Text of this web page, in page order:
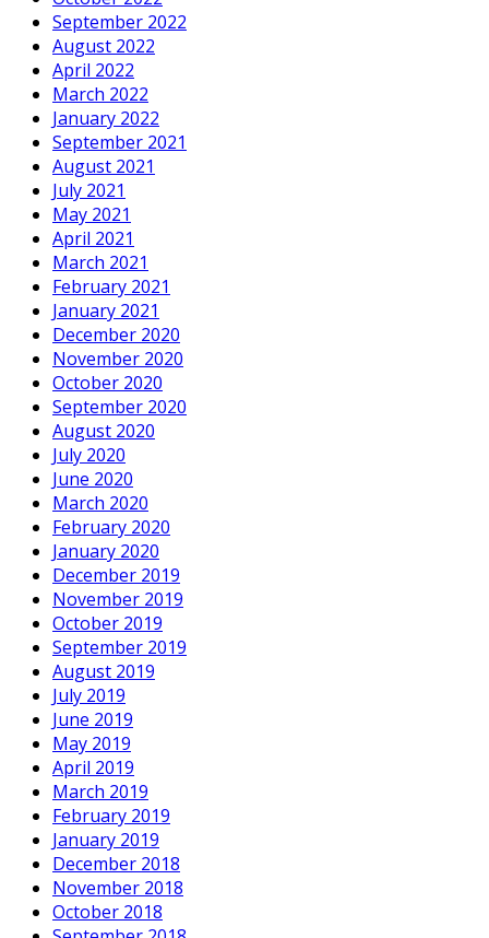
September 2022
August 2022
April 2022
March 2022
January 2022
September 2021
August 2021
July 2021
May 2021
April 2021
March 2021
February 2021
January 2021
December 2020
November 2020
October 2020
September 2020
August 2020
July 2020
June 2020
March 2020
February 2020
January 2020
December 2019
November 2019
October 2019
September 2019
August 2019
July 2019
June 2019
May 2019
April 2019
March 2019
February 2019
January 2019
December 2018
November 2018
October 2018